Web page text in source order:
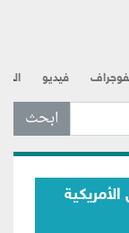
فيديو
رئيس